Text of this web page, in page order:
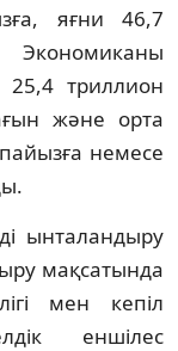
яғни 46,7
Экономиканы
25,4 триллион
және орта
немесе
ынталандыру
мақсатында
мен кепіл
еншілес